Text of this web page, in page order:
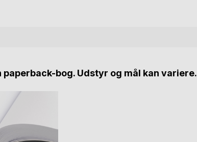
bog. Udstyr og mål kan variere.